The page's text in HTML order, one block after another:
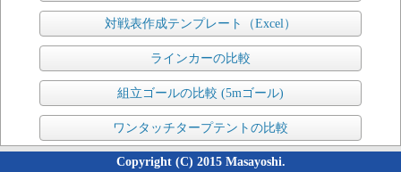
対戦表作成テンプレート（Excel）
ラインカーの比較
組立ゴールの比較 (5mゴール)
ワンタッチタープテントの比較
Copyright (C) 2015 Masayoshi.